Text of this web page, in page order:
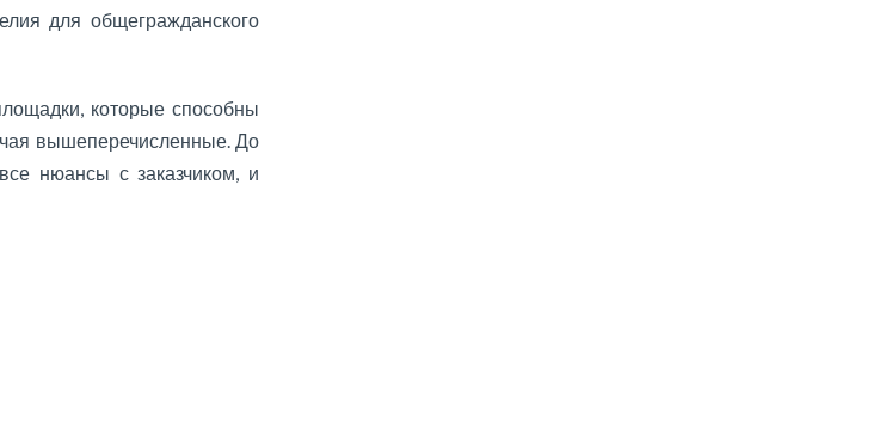
для общегражданского
которые способны
вышеперечисленные. До
нюансы с заказчиком, и